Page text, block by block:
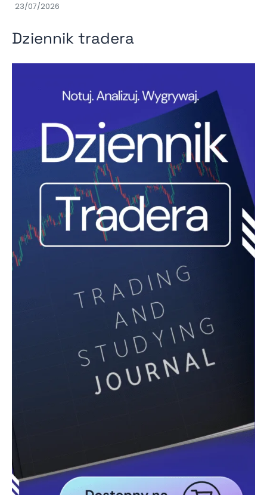
23/07/2026
Dziennik tradera